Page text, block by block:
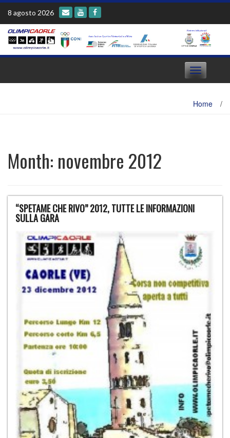
Skip
content
8 agosto 2026
Toggle
navigation
Home /
Month: novembre 2012
“SPETAME CHE RIVO” 2012, TUTTE LE INFORMAZIONI
SULLA GARA